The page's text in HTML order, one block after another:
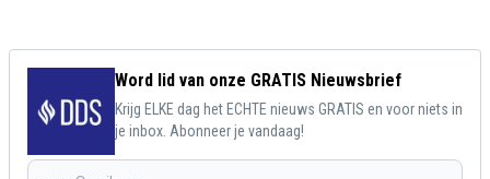
Word lid van onze GRATIS Nieuwsbrief
Krijg ELKE dag het ECHTE nieuws GRATIS en voor niets in
je inbox. Abonneer je vandaag!